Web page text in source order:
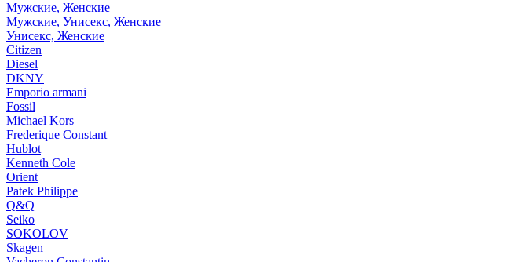
Мужские, Женские
Мужские, Унисекс, Женские
Унисекс, Женские
Citizen
Diesel
DKNY
Emporio armani
Fossil
Michael Kors
Frederique Constant
Hublot
Kenneth Cole
Orient
Patek Philippe
Q&Q
Seiko
SOKOLOV
Skagen